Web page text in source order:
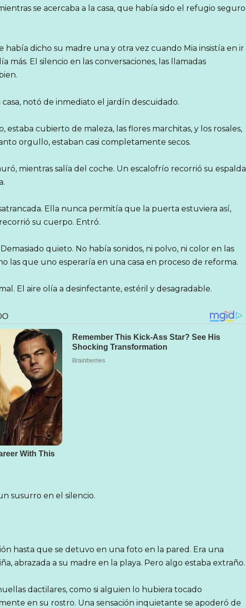
se acercaba a la casa, que había sido el refugio seguro
había dicho su madre una y otra vez cuando Mia insistía en ir
más. El silencio en las conversaciones, las llamadas
notó de inmediato el jardín descuidado.
estaba cubierto de maleza, las flores marchitas, y los rosales,
orgullo, estaban casi completamente secos.
mientras salía del coche. Un escalofrío recorrió su espalda
Ella nunca permitía que la puerta estuviera así,
su cuerpo. Entró.
quieto. No había sonidos, ni polvo, ni color en las
las que uno esperaría en una casa en proceso de reforma.
El aire olía a desinfectante, estéril y desagradable.
susurro en el silencio.
hasta que se detuvo en una foto en la pared. Era una
abrazada a su madre en la playa. Pero algo estaba extraño.
dactilares, como si alguien lo hubiera tocado
en su rostro. Una sensación inquietante se apoderó de